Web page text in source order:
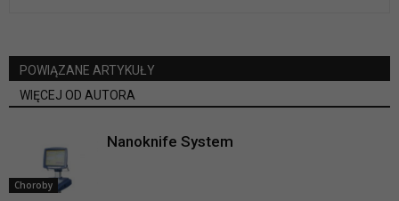
POWIĄZANE ARTYKUŁY
WIĘCEJ OD AUTORA
Choroby
Nanoknife System